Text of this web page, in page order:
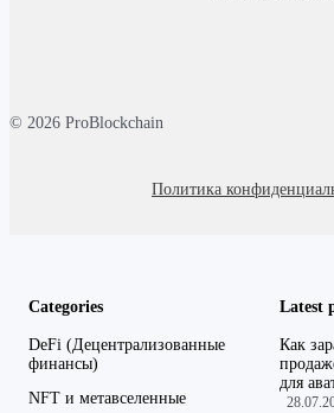
© 2026 ProBlockchain
Политика
Categories
DeFi (Децентрализованные
финансы)
NFT и метавселенные
Latest
Как
для